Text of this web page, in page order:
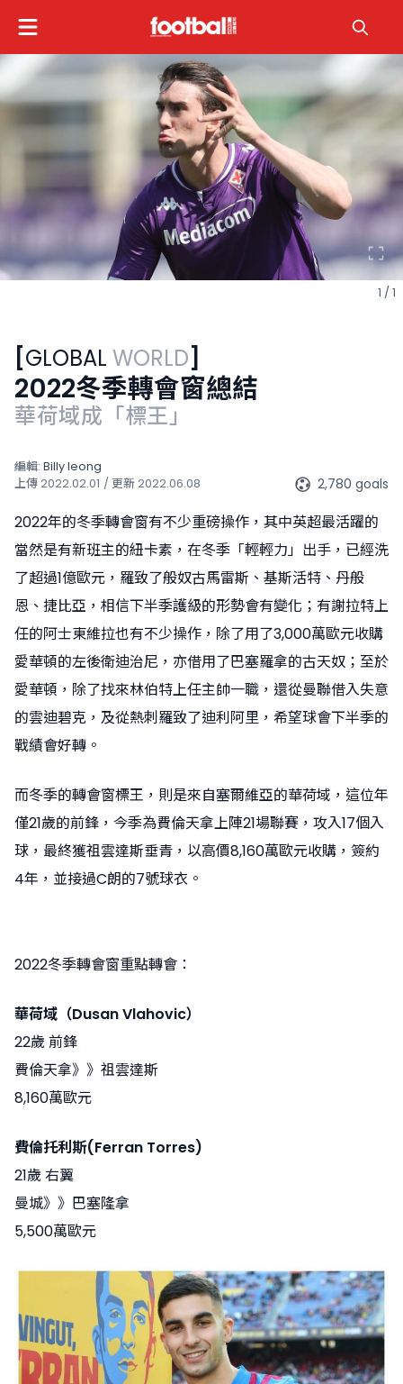
1 / 1
[GLOBAL WORLD]
2022冬季轉會窗總結
華荷域成「標王」
編輯: Billy Ieong
上傳2022.02.01 / 更新2022.06.08 2,780 goals
2022年的冬季轉會窗有不少重磅操作，其中英超最活躍的
當然是有新班主的紐卡素，在冬季「輕輕力」出手，已經洗
了超過1億歐元，羅致了般奴古馬雷斯、基斯活特、丹般
恩、捷比亞，相信下半季護級的形勢會有變化；有謝拉特上
任的阿士東維拉也有不少操作，除了用了3,000萬歐元收購
愛華頓的左後衛迪治尼，亦借用了巴塞羅拿的古天奴；至於
愛華頓，除了找來林伯特上任主帥一職，還從曼聯借入失意
的雲迪碧克，及從熱刺羅致了迪利阿里，希望球會下半季的
戰績會好轉。
而冬季的轉會窗標王，則是來自塞爾維亞的華荷域，這位年
僅21歲的前鋒，今季為費倫天拿上陣21場聯賽，攻入17個入
球，最終獲祖雲達斯垂青，以高價8,160萬歐元收購，簽約
4年，並接過C朗的7號球衣。
2022冬季轉會窗重點轉會：
華荷域（Dusan Vlahovic）
22歲 前鋒
費倫天拿》》祖雲達斯
8,160萬歐元
費倫托利斯(Ferran Torres)
21歲 右翼
曼城》》巴塞隆拿
5,500萬歐元